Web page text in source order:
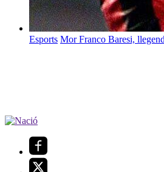
Esports Mor Franco Baresi,